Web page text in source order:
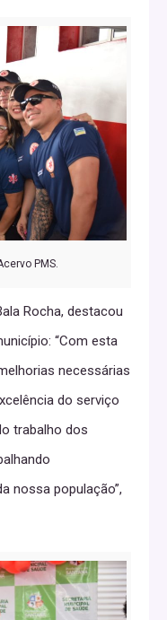
PMS.
Rocha, destacou
“Com esta
necessárias
do serviço
trabalho dos
nossa população”,